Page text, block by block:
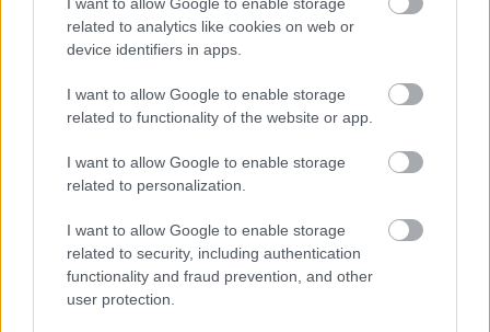
related to analytics like cookies on web or
device identifiers in apps.
I want to allow Google to enable storage
related to functionality of the website or app.
I want to allow Google to enable storage
related to personalization.
I want to allow Google to enable storage
related to security, including authentication
functionality and fraud prevention, and other
user protection.
εντυπωσιακούς ναούς. Από το λιμάνι της πόλης
ξεκινά μια πολιτιστική περιπατητική διαδρομή ως
την Kalamaja με τα ιδιαίτερα εστιατόρια και τα
μπαρ σε παλιές… ψαράδικες καλύβες, ενώ προς
την άλλη μεριά της πόλης, στο Kadriorg,
απλώνονται αυτοκρατορικά πάρκα, παλάτια και
Διαβάστε περισσότερα – Ταλίν: Η Βαλτική είναι
όμορφη!